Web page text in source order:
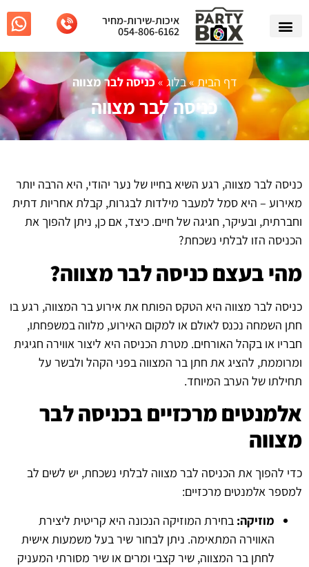
איכות-שירות-מחיר
054-806-6162
דף הבית »בלוג»כניסה לבר מצווה
כניסה לבר מצווה
כניסה לבר מצווה, רגע השיא בחייו של נער יהודי, היא הרבה יותר
מאירוע – היא סמל למעבר מילדות לבגרות, קבלת אחריות דתית
וחברתית, ובעיקר, חגיגה של חיים. כיצד, אם כן, ניתן להפוך את
הכניסה הזו לבלתי נשכחת?
מהי בעצם כניסה לבר מצווה?
כניסה לבר מצווה היא הטקס הפותח את אירוע בר המצווה, רגע בו
חתן השמחה נכנס לאולם או למקום האירוע, מלווה במשפחתו,
חבריו או בקהל האורחים. מטרת הכניסה היא ליצור אווירה חגיגית
ומרוממת, להציג את חתן בר המצווה בפני הקהל ולבשר על
תחילתו של הערב המיוחד.
אלמנטים מרכזיים בכניסה לבר
מצווה
כדי להפוך את הכניסה לבר מצווה לבלתי נשכחת, יש לשים לב
למספר אלמנטים מרכזיים:
מוזיקה: בחירת המוזיקה הנכונה היא קריטית ליצירת
האווירה המתאימה. ניתן לבחור שיר בעל משמעות אישית
לחתן בר המצווה, שיר קצבי ומרים או שיר מסורתי המעניק